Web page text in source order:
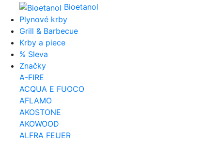
Bioetanol
Plynové krby
Grill & Barbecue
Krby a piece
% Sleva
Značky
A-FIRE
ACQUA E FUOCO
AFLAMO
AKOSTONE
AKOWOOD
ALFRA FEUER